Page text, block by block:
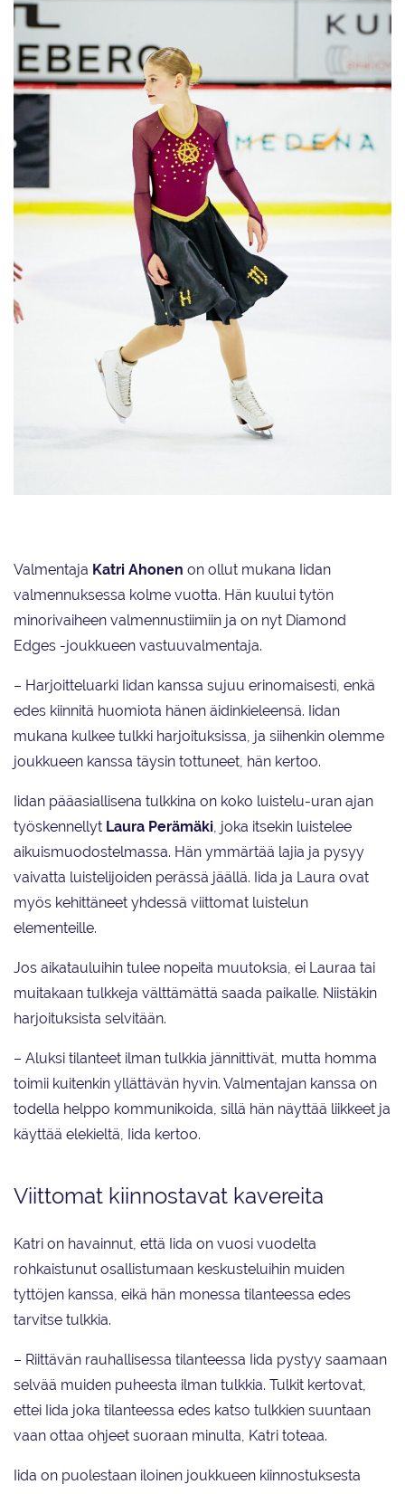
Valmentaja Katri Ahonen on ollut mukana Iidan
valmennuksessa kolme vuotta. Hän kuului tytön
minorivaiheen valmennustiimiin ja on nyt Diamond
Edges -joukkueen vastuuvalmentaja.
– Harjoitteluarki Iidan kanssa sujuu erinomaisesti, enkä
edes kiinnitä huomiota hänen äidinkieleensä. Iidan
mukana kulkee tulkki harjoituksissa, ja siihenkin olemme
joukkueen kanssa täysin tottuneet, hän kertoo.
Iidan pääasiallisena tulkkina on koko luistelu-uran ajan
työskennellyt Laura Perämäki, joka itsekin luistelee
aikuismuodostelmassa. Hän ymmärtää lajia ja pysyy
vaivatta luistelijoiden perässä jäällä. Iida ja Laura ovat
myös kehittäneet yhdessä viittomat luistelun
elementeille.
Jos aikatauluihin tulee nopeita muutoksia, ei Lauraa tai
muitakaan tulkkeja välttämättä saada paikalle. Niistäkin
harjoituksista selvitään.
– Aluksi tilanteet ilman tulkkia jännittivät, mutta homma
toimii kuitenkin yllättävän hyvin. Valmentajan kanssa on
todella helppo kommunikoida, sillä hän näyttää liikkeet ja
käyttää elekieltä, Iida kertoo.
Viittomat kiinnostavat kavereita
Katri on havainnut, että Iida on vuosi vuodelta
rohkaistunut osallistumaan keskusteluihin muiden
tyttöjen kanssa, eikä hän monessa tilanteessa edes
tarvitse tulkkia.
– Riittävän rauhallisessa tilanteessa Iida pystyy saamaan
selvää muiden puheesta ilman tulkkia. Tulkit kertovat,
ettei Iida joka tilanteessa edes katso tulkkien suuntaan
vaan ottaa ohjeet suoraan minulta, Katri toteaa.
Iida on puolestaan iloinen joukkueen kiinnostuksesta